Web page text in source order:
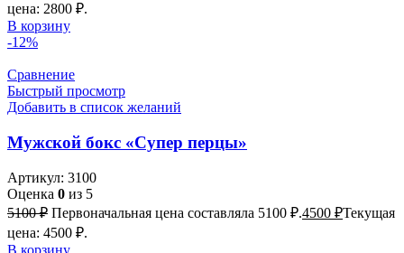
цена: 2800 ₽.
В корзину
-12%
Сравнение
Быстрый просмотр
Добавить в список желаний
Мужской бокс «Супер перцы»
Артикул: 3100
Оценка 0 из 5
5100₽ Первоначальная цена составляла 5100 ₽.4500 ₽Текущая
цена: 4500 ₽.
В корзину